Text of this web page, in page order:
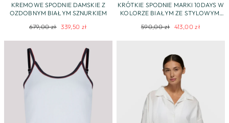
KREMOWE SPODNIE DAMSKIE Z
OZDOBNYM BIAŁYM SZNURKIEM
Regularna
679,00 zł
Cena
339,50 zł
KRÓTKIE SPODNIE MARKI 10DAYS W
KOLORZE BIAŁYM ZE STYLOWYMI
Regularna
590,00 zł Cena
413,00 zł